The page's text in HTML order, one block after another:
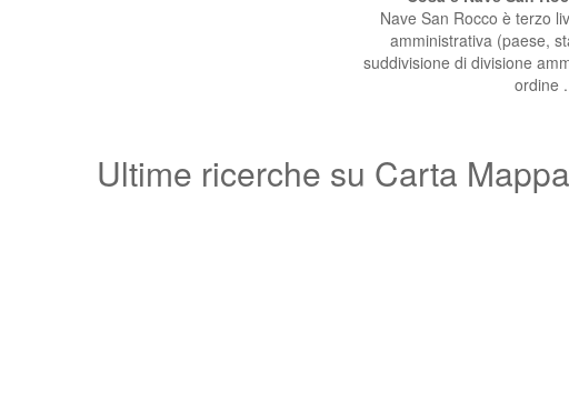
Nave San Rocco è terzo
amministrativa (paese,
suddivisione di divisione
ordine .
Ultime ricerche su Carta